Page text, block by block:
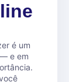
é um
e em